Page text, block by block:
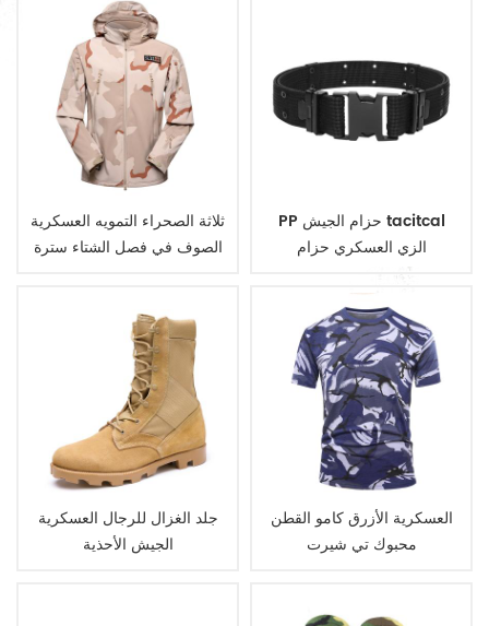
ثلاثة الصحراء التمويه العسكرية
الصوف في فصل الشتاء سترة
PP حزام الجيش tacitcal
الزي العسكري حزام
جلد الغزال للرجال العسكرية
الجيش الأحذية
العسكرية الأزرق كامو القطن
محبوك تي شيرت